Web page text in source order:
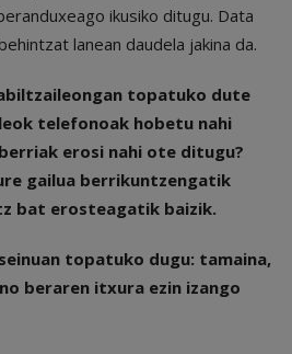
ikusiko ditugu. Data
lanean daudela jakina da.
topatuko dute
telefonoak hobetu nahi
erosi nahi ote ditugu?
gailua berrikuntzengatik
bat erosteagatik baizik.
topatuko dugu: tamaina,
beraren itxura ezin izango